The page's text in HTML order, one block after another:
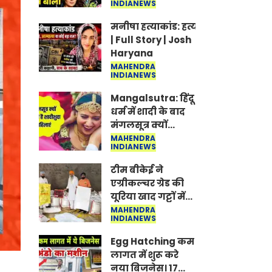
Jantar-Mantar |
CJP protest
INDIANEWS
मनीषा हत्याकांड: हत्या, आत्महत्या या
| Full Story | Josh
Haryana
MAHENDRA
INDIANEWS
Mangalsutra: हिंदू
धर्म में शादी के बाद
मंगलसूत्र क्यों
पहनती है महिलाएं,
किसने शुरु की ये
परंपरा
MAHENDRA
INDIANEWS
टीम बीकेई ने
एग्रीकल्चर ग्रेड की
यूरिया खाद गट्टों में
बदलकर टेक्निकल
ग्रेड में बेचने वालों पर
करवाई कार्रवाई:
लखविंदर सिंह
औलख
MAHENDRA
INDIANEWS
Egg Hatching कम
लागत में शुरू करे
नया बिजनेस। 17